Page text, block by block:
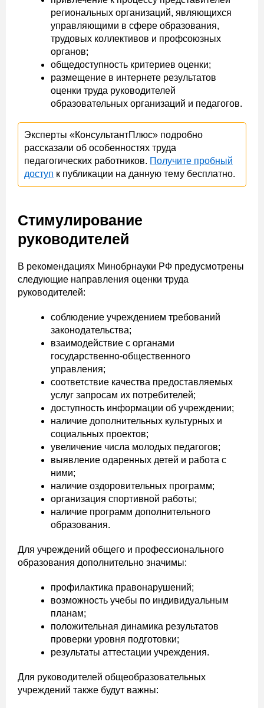
региональных организаций, являющихся
управляющими в сфере образования,
трудовых коллективов и профсоюзных
органов;
общедоступность критериев оценки;
размещение в интернете результатов
оценки труда руководителей
образовательных организаций и педагогов.
Эксперты «КонсультантПлюс» подробно
рассказали об особенностях труда
педагогических работников. Получите пробный
доступ к публикации на данную тему бесплатно.
Стимулирование
руководителей
В рекомендациях Минобрнауки РФ предусмотрены
следующие направления оценки труда
руководителей:
соблюдение учреждением требований
законодательства;
взаимодействие с органами
государственно-общественного
управления;
соответствие качества предоставляемых
услуг запросам их потребителей;
доступность информации об учреждении;
наличие дополнительных культурных и
социальных проектов;
увеличение числа молодых педагогов;
выявление одаренных детей и работа с
ними;
наличие оздоровительных программ;
организация спортивной работы;
наличие программ дополнительного
образования.
Для учреждений общего и профессионального
образования дополнительно значимы:
профилактика правонарушений;
возможность учебы по индивидуальным
планам;
положительная динамика результатов
проверки уровня подготовки;
результаты аттестации учреждения.
Для руководителей общеобразовательных
учреждений также будут важны: